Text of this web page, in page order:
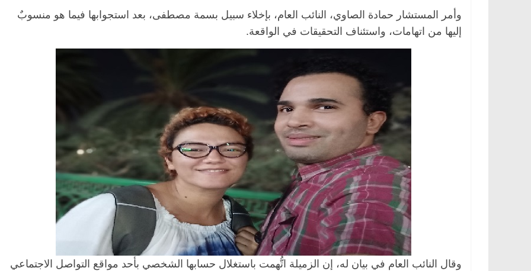
وأمر المستشار حمادة الصاوي، النائب العام، بإخلاء سبيل بسمة مصطفى، بعد استجوابها فيما هو منسوبٌ
إليها من اتهامات، واستئناف التحقيقات في الواقعة.
وقال النائب العام في بيان له، إن الزميلة اتُّهمت باستغلال حسابها الشخصي بأحد مواقع التواصل الاجتماعي